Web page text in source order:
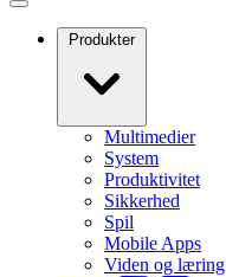
Produkter
Multimedier
System
Produktivitet
Sikkerhed
Spil
Mobile Apps
Viden og læring